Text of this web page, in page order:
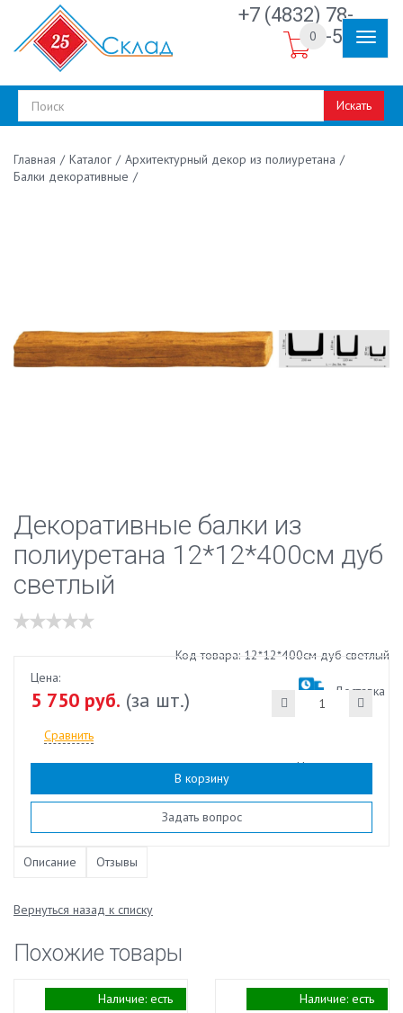
+7 (4832) 78-
30-50
Искать
0
Главная / Каталог / Архитектурный декор из полиуретана /
Балки декоративные /
Декоративные балки из
полиуретана 12*12*400см дуб
светлый
Наличие:есть
Код товара: 12*12*400см дуб светлый
Доставка
Цена:
5 750 руб. (за шт.)
Сравнить
В корзину
Задать вопрос
Описание Отзывы
Вернуться назад к списку
Похожие товары
Наличие: есть Наличие: есть